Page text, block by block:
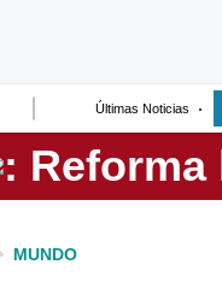
Últimas Noticias
MUNDO